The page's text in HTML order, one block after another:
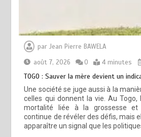
parJean Pierre BAWELA
août 7, 2026
0 4 minutes
TOGO : Sauver la mère devient un
Une société se juge aussi à la
celles qui donnent la vie. Au
mortalité liée à la grossesse et
continue de révéler des défis, mais
apparaître un signal que les